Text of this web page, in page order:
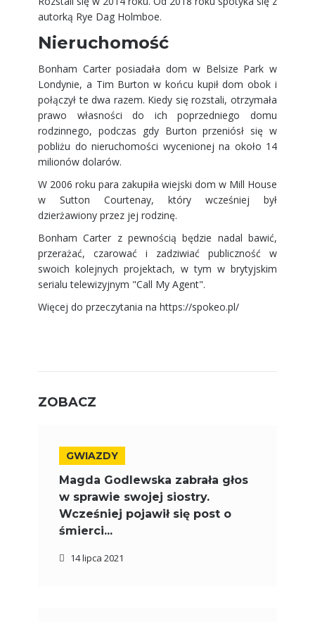
autorką Rye Dag Holmboe.
Nieruchomość
Bonham Carter posiadała dom w Belsize Park w
Londynie, a Tim Burton w końcu kupił dom obok i
połączył te dwa razem. Kiedy się rozstali, otrzymała
prawo własności do ich poprzedniego domu
rodzinnego, podczas gdy Burton przeniósł się w
pobliżu do nieruchomości wycenionej na około 14
milionów dolarów.
W 2006 roku para zakupiła wiejski dom w Mill House
w Sutton Courtenay, który wcześniej był
dzierżawiony przez jej rodzinę.
Bonham Carter z pewnością będzie nadal bawić,
przerażać, czarować i zadziwiać publiczność w
swoich kolejnych projektach, w tym w brytyjskim
serialu telewizyjnym "Call My Agent".
Więcej do przeczytania na https://spokeo.pl/
ZOBACZ
GWIAZDY
Magda Godlewska zabrała głos
w sprawie swojej siostry.
Wcześniej pojawił się post o
śmierci...
14 lipca 2021